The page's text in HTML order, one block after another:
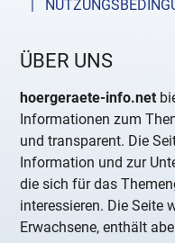
|
ÜBER UNS
hoergeraete-info.net
Informationen zum
und transparent. Die
Information und zur
die sich für das
interessieren. Die Seite
Erwachsene, enthält